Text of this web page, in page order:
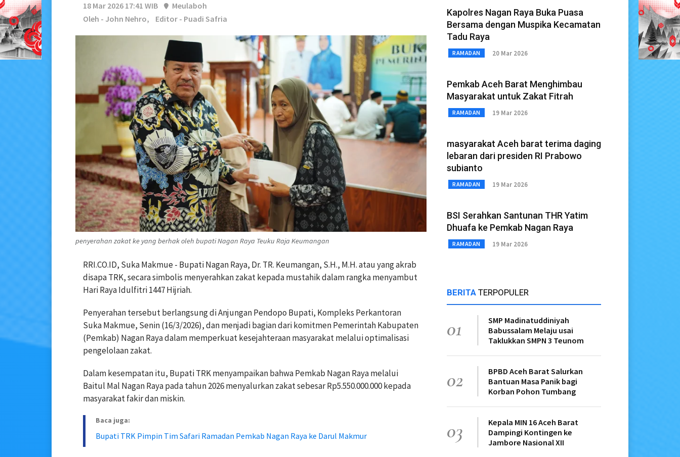
18 Mar 2026 17:41 WIB
Meulaboh
Oleh - John Nehro,
Editor - Puadi Safria
penyerahan zakat ke yang berhak oleh bupati Nagan Raya Teuku Raja Keumangan
RRI.CO.ID, Suka Makmue - Bupati Nagan Raya, Dr. TR. Keumangan, S.H., M.H. atau yang akrab
disapa TRK, secara simbolis menyerahkan zakat kepada mustahik dalam rangka menyambut
Hari Raya Idulfitri 1447 Hijriah.
Penyerahan tersebut berlangsung di Anjungan Pendopo Bupati, Kompleks Perkantoran
Suka Makmue, Senin (16/3/2026), dan menjadi bagian dari komitmen Pemerintah Kabupaten
(Pemkab) Nagan Raya dalam memperkuat kesejahteraan masyarakat melalui optimalisasi
pengelolaan zakat.
Dalam kesempatan itu, Bupati TRK menyampaikan bahwa Pemkab Nagan Raya melalui
Baitul Mal Nagan Raya pada tahun 2026 menyalurkan zakat sebesar Rp5.550.000.000 kepada
masyarakat fakir dan miskin.
Baca juga:
Bupati TRK Pimpin Tim Safari Ramadan Pemkab Nagan Raya ke Darul Makmur
Kapolres Nagan Raya Buka Puasa
Bersama dengan Muspika Kecamatan
Tadu Raya
RAMADAN 20 Mar 2026
Pemkab Aceh Barat Menghimbau
Masyarakat untuk Zakat Fitrah
RAMADAN 19 Mar 2026
masyarakat Aceh barat terima daging
lebaran dari presiden RI Prabowo
subianto
RAMADAN 19 Mar 2026
BSI Serahkan Santunan THR Yatim
Dhuafa ke Pemkab Nagan Raya
RAMADAN 19 Mar 2026
BERITA TERPOPULER
01
SMP Madinatuddiniyah
Babussalam Melaju usai
Taklukkan SMPN 3 Teunom
02
BPBD Aceh Barat Salurkan
Bantuan Masa Panik bagi
Korban Pohon Tumbang
03
Kepala MIN 16 Aceh Barat
Dampingi Kontingen ke
Jambore Nasional XII